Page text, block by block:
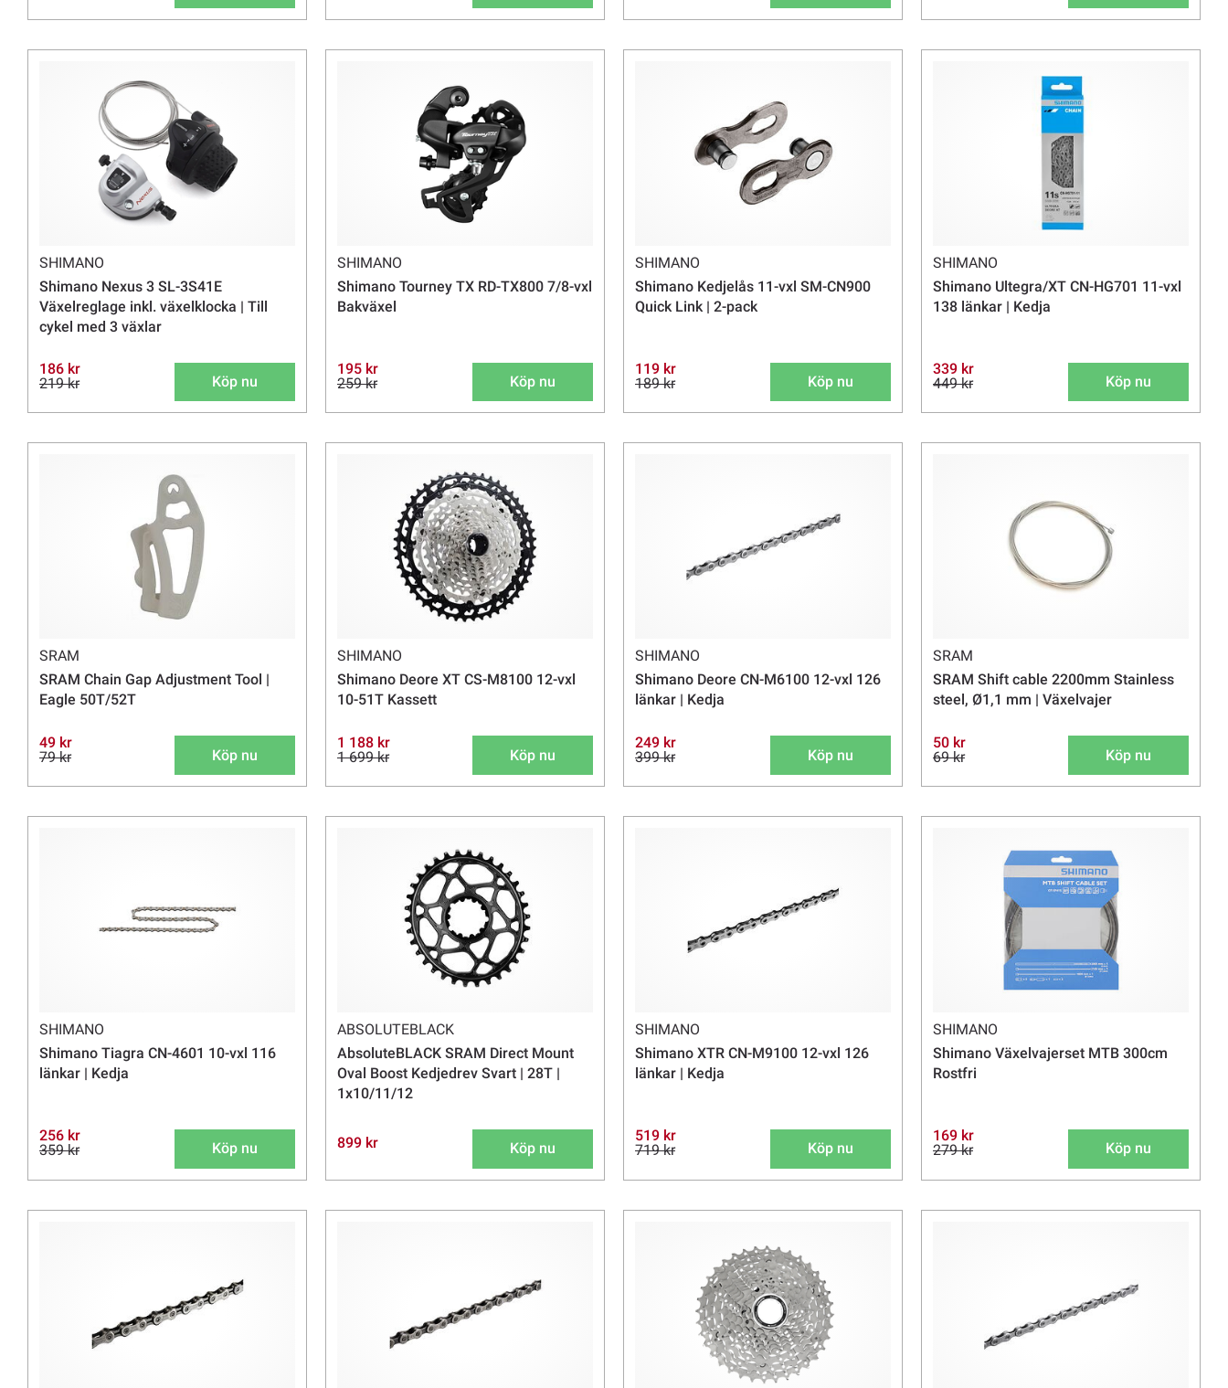
SHIMANO
Shimano Nexus 3 SL-3S41E
Växelreglage inkl. växelklocka | Till
cykel med 3 växlar
186 kr
219 kr
Köp nu
SHIMANO
Shimano Tourney TX RD-TX800 7/8-vxl
Bakväxel
195 kr
259 kr
Köp nu
SHIMANO
Shimano Kedjelås 11-vxl SM-CN900
Quick Link | 2-pack
119 kr
189 kr
Köp nu
SHIMANO
Shimano Ultegra/XT CN-HG701 11-vxl
138 länkar | Kedja
339 kr
449 kr
Köp nu
SRAM
SRAM Chain Gap Adjustment Tool |
Eagle 50T/52T
49 kr
79 kr
Köp nu
SHIMANO
Shimano Deore XT CS-M8100 12-vxl
10-51T Kassett
1 188 kr
1 699 kr
Köp nu
SHIMANO
Shimano Deore CN-M6100 12-vxl 126
länkar | Kedja
249 kr
399 kr
Köp nu
SRAM
SRAM Shift cable 2200mm Stainless
steel, Ø1,1 mm | Växelvajer
50 kr
69 kr
Köp nu
SHIMANO
Shimano Tiagra CN-4601 10-vxl 116
länkar | Kedja
256 kr
359 kr
Köp nu
ABSOLUTEBLACK
AbsoluteBLACK SRAM Direct Mount
Oval Boost Kedjedrev Svart | 28T |
1x10/11/12
899 kr Köp nu
SHIMANO
Shimano XTR CN-M9100 12-vxl 126
länkar | Kedja
519 kr
719 kr
Köp nu
SHIMANO
Shimano Växelvajerset MTB 300cm
Rostfri
169 kr
279 kr
Köp nu